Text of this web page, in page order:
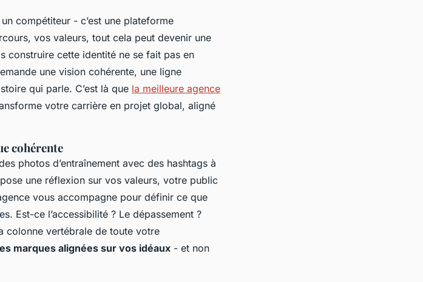
compétiteur - c’est une plateforme
vos valeurs, tout cela peut devenir une
construire cette identité ne se fait pas en
une vision cohérente, une ligne
qui parle. C’est là que la meilleure agence
votre carrière en projet global, aligné
cohérente
photos d’entraînement avec des hashtags à
une réflexion sur vos valeurs, votre public
vous accompagne pour définir ce que
Est-ce l’accessibilité ? Le dépassement ?
colonne vertébrale de toute votre
marques alignées sur vos idéaux - et non